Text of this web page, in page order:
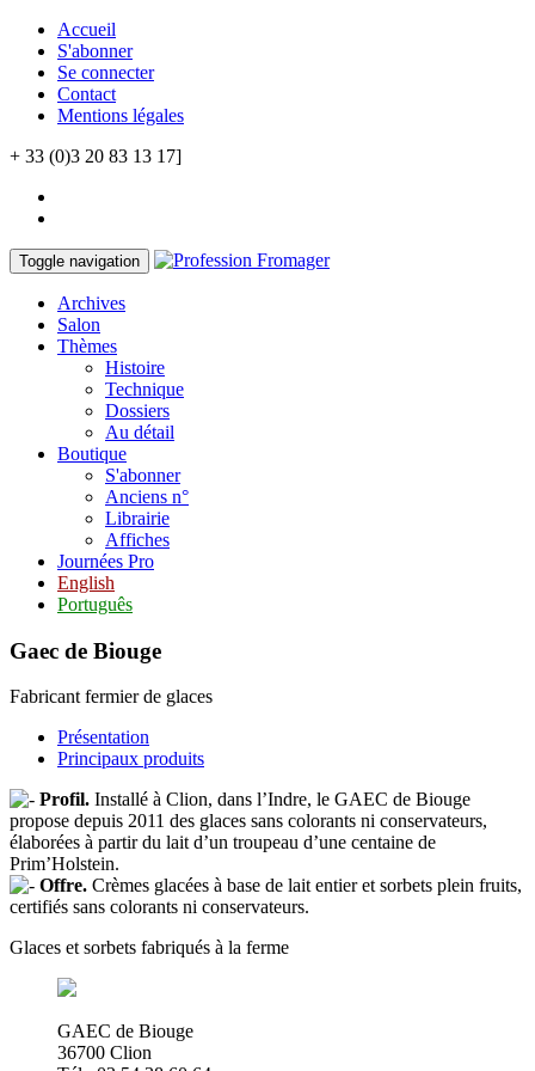
Accueil
S'abonner
Se connecter
Contact
Mentions légales
+ 33 (0)3 20 83 13 17]
Toggle navigation
Archives
Salon
Thèmes
Histoire
Technique
Dossiers
Au détail
Boutique
S'abonner
Anciens n°
Librairie
Affiches
Journées Pro
English
Português
Gaec de Biouge
Fabricant fermier de glaces
Présentation
Principaux produits
Profil. Installé à Clion, dans l’Indre, le GAEC de Biouge
propose depuis 2011 des glaces sans colorants ni conservateurs,
élaborées à partir du lait d’un troupeau d’une centaine de
Prim’Holstein.
Offre. Crèmes glacées à base de lait entier et sorbets plein fruits,
certifiés sans colorants ni conservateurs.
Glaces et sorbets fabriqués à la ferme
GAEC de Biouge
36700 Clion